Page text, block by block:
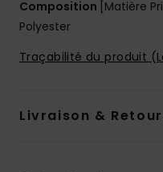
Composition [Matière
Polyester
Traçabilité du produit
Livraison &